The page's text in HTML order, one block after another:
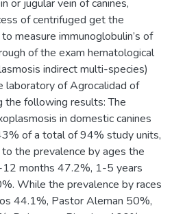
or jugular vein of canines,
of centrifuged get the
measure immunoglobulin’s of
of the exam hematological
indirect multi-species)
laboratory of Agrocalidad of
the following results: The
in domestic canines
of a total of 94% study units,
the prevalence by ages the
12 months 47.2%, 1-5 years
While the prevalence by races
44.1%, Pastor Aleman 50%,